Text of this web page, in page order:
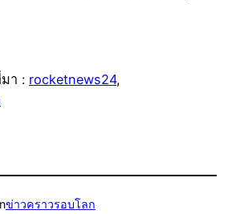
า : rocketnews24,
ข่าวคราวรอบโลก